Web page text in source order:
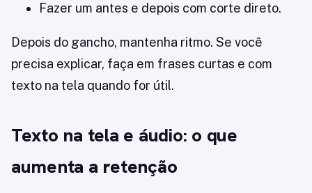
Fazer um antes e depois com corte direto.
Depois do gancho, mantenha ritmo. Se você
precisa explicar, faça em frases curtas e com
texto na tela quando for útil.
Texto na tela e áudio: o que
aumenta a retenção